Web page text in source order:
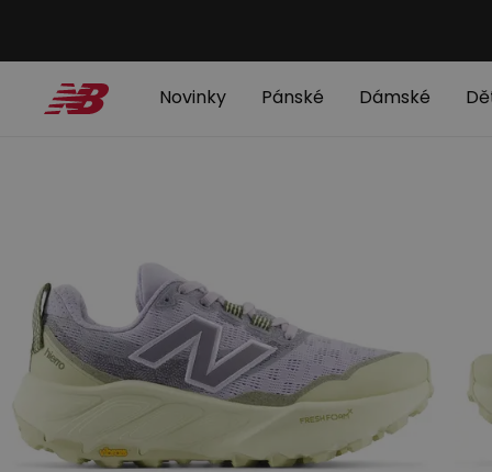
Novinky Pánské Dámské